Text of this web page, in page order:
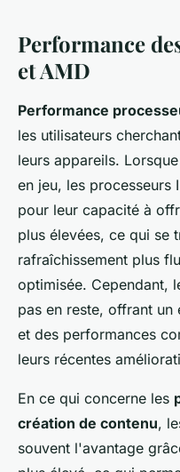
Performance
et AMD
Performance
les utilisateurs
leurs appareils.
en jeu, les processeurs
pour leur capacité à
plus élevées, ce qui se
rafraîchissement plus
optimisée. Cependant,
pas en reste, offrant
et des performances
leurs récentes
En ce qui concerne les
création de contenu,
souvent l'avantage